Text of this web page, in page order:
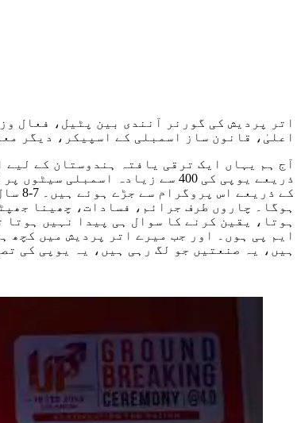
اتر پردیش کی گورنر آنندی بین پٹیل، فعال
اعلیٰ، قانون ساز اسمبلی کے اسپیکر، دیگر
آج ہم یہاں ایک ترقی یافتہ ہندوستان کے
ذریعے یوپی کی 400 سے زیادہ
کے
ہوگا۔ چاروں طرف جرائم، فسادات، چھینا
ہوتا، یقین کرنے کا سوال ہی پیدا نہیں
ایم پی ہوں۔ اور جب میرے اتر پردیش میں کچھ
ہیں، یہ صنعتیں جو لگ رہی ہیں، یہ یوپی کی